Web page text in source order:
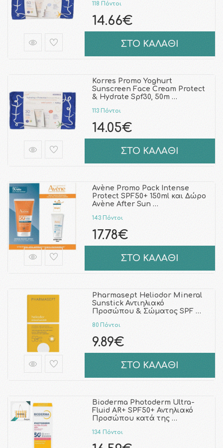
118 Πόντοι
14.66€
ΣΤΟ ΚΑΛΑΘΙ
Korres Promo Yoghurt
Sunscreen Face Cream Protect
& Hydrate Spf30, 50m …
113 Πόντοι
14.05€
ΣΤΟ ΚΑΛΑΘΙ
Avène Promo Pack Intense
Protect SPF50+ 150ml και Δώρο
Avène After Sun …
143 Πόντοι
17.78€
ΣΤΟ ΚΑΛΑΘΙ
Pharmasept Heliodor Mineral
Sunstick Αντιηλιακό
Προσώπου & Σώματος SPF …
80 Πόντοι
9.89€
ΣΤΟ ΚΑΛΑΘΙ
Bioderma Photoderm Ultra-
Fluid AR+ SPF50+ Αντηλιακό
Προσώπου κατά της …
134 Πόντοι